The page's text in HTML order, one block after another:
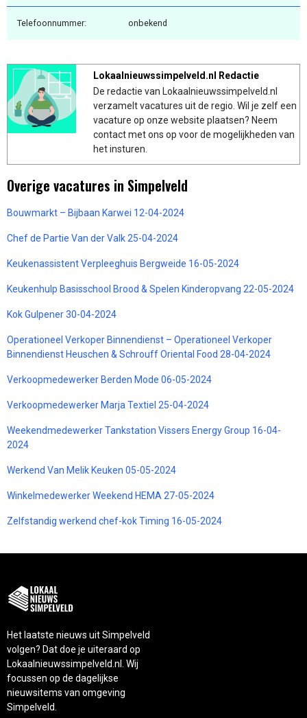
Telefoonnummer: onbekend
Lokaalnieuwssimpelveld.nl Redactie
De redactie van Lokaalnieuwssimpelveld.nl
verzamelt vacatures uit de regio. Wil je zelf een
vacature op onze website plaatsen? Neem
contact met ons op voor de mogelijkheden van
het insturen.
Overige vacatures in Simpelveld
Bouwmarkt – Bijbaan Karwei 12-04-2024
Chef de Partie Van der Valk 25-04-2024
Keukenassistent Verpleeghuis Bergweide 16-05-2024
Keukenhulp Basisschool Brood & Spelen Kinderopvang 22-05-2024
Kok Gulpener 30-04-2024
Operationeel Verkoper Binnendienst – Operationeel Verkoper
Binnendienst Heuschen & Schrouff Oriental Food 28-04-2024
Verkoopmedewerker Berden Mode 06-05-2024
Verkoopmedewerker Marja Textiel 25-04-2024
Weekendmedewerker Tankstation Vissers Energy Group 16-04-
2024
Werkend Van Melik Keuken 05-05-2024
Winkelmedewerker Weekend HEMA 27-05-2024
Zelfstandig werkend chef-kok Timing 16-05-2024
Het laatste nieuws uit Simpelveld
volgen? Dat doe je uiteraard op
Lokaalnieuwssimpelveld.nl. Wij
focussen op de dagelijkse
nieuwsitems van omgeving
Simpelveld.